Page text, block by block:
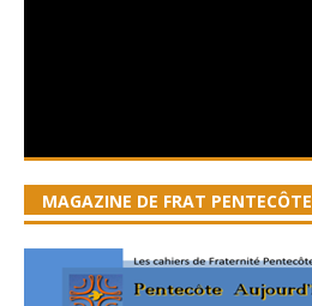
MAGAZINE DE FRAT PENTECÔTE